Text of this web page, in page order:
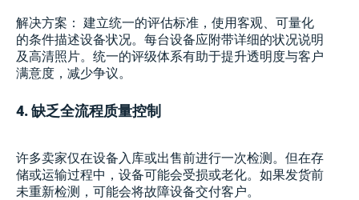
解决方案： 建立统一的评估标准，使用客观、可量化
的条件描述设备状况。每台设备应附带详细的状况说明
及高清照片。统一的评级体系有助于提升透明度与客户
满意度，减少争议。
4. 缺乏全流程质量控制
许多卖家仅在设备入库或出售前进行一次检测。但在存
储或运输过程中，设备可能会受损或老化。如果发货前
未重新检测，可能会将故障设备交付客户。